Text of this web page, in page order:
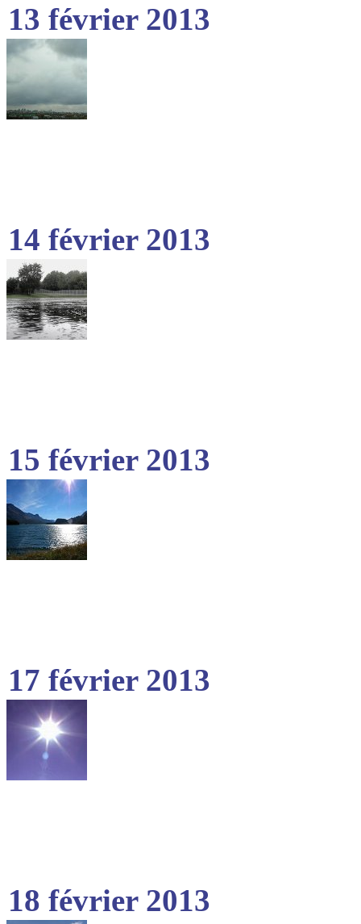
13 février 2013
14 février 2013
15 février 2013
17 février 2013
18 février 2013